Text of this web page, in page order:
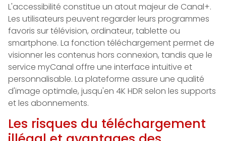
L'accessibilité constitue un atout majeur de Canal+.
Les utilisateurs peuvent regarder leurs programmes
favoris sur télévision, ordinateur, tablette ou
smartphone. La fonction téléchargement permet de
visionner les contenus hors connexion, tandis que le
service myCanal offre une interface intuitive et
personnalisable. La plateforme assure une qualité
d'image optimale, jusqu'en 4K HDR selon les supports
et les abonnements.
Les risques du téléchargement